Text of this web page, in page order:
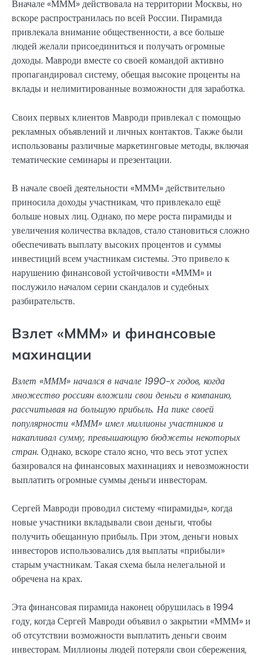
Вначале «МММ» действовала на территории Москвы, но
вскоре распространилась по всей России. Пирамида
привлекала внимание общественности, а все больше
людей желали присоединиться и получать огромные
доходы. Мавроди вместе со своей командой активно
пропагандировал систему, обещая высокие проценты на
вклады и нелимитированные возможности для заработка.
Своих первых клиентов Мавроди привлекал с помощью
рекламных объявлений и личных контактов. Также были
использованы различные маркетинговые методы, включая
тематические семинары и презентации.
В начале своей деятельности «МММ» действительно
приносила доходы участникам, что привлекало ещё
больше новых лиц. Однако, по мере роста пирамиды и
увеличения количества вкладов, стало становиться сложно
обеспечивать выплату высоких процентов и суммы
инвестиций всем участникам системы. Это привело к
нарушению финансовой устойчивости «МММ» и
послужило началом серии скандалов и судебных
разбирательств.
Взлет «МММ» и финансовые
махинации
Взлет «МММ» начался в начале 1990-х годов, когда
множество россиян вложили свои деньги в компанию,
рассчитывая на большую прибыль. На пике своей
популярности «МММ» имел миллионы участников и
накапливал сумму, превышающую бюджеты некоторых
стран. Однако, вскоре стало ясно, что весь этот успех
базировался на финансовых махинациях и невозможности
выплатить огромные суммы деньги инвесторам.
Сергей Мавроди проводил систему «пирамиды», когда
новые участники вкладывали свои деньги, чтобы
получить обещанную прибыль. При этом, деньги новых
инвесторов использовались для выплаты «прибыли»
старым участникам. Такая схема была нелегальной и
обречена на крах.
Эта финансовая пирамида наконец обрушилась в 1994
году, когда Сергей Мавроди объявил о закрытии «МММ» и
об отсутствии возможности выплатить деньги своим
инвесторам. Миллионы людей потеряли свои сбережения,